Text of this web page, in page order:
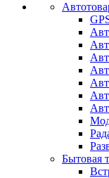
Бытовая